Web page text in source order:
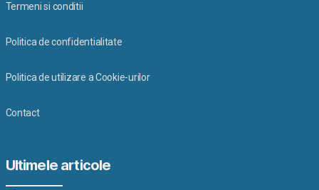
Termeni si conditii
Politica de confidentialitate
Politica de utilizare a Cookie-urilor
Contact
Ultimele articole